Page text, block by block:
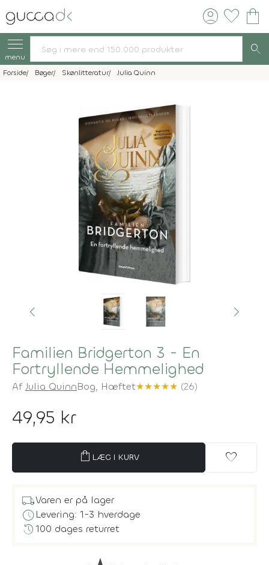
account_circle favorite shopping_bag
menu search
Forside Bøger Skønlitteratur Julia Quinn
Familien Bridgerton 3 - En
Fortryllende Hemmelighed
Af Julia QuinnBog, Hæftet★★★★★ (26)
49,95 kr
shopping_bag LÆG I KURV favorite
local_shippingVaren er på lager
scheduleLevering: 1-3 hverdage
history100 dages returret